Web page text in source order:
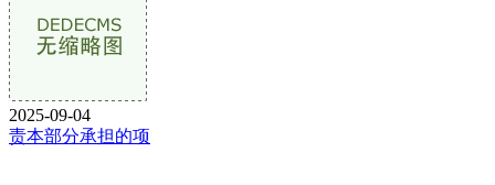
2025-09-04
责本部分承担的项